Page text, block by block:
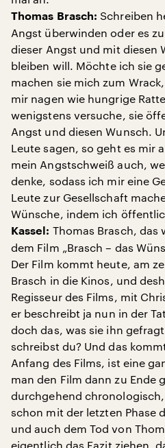
Thomas Brasch: Schreiben
Angst überwinden oder es
dieser Angst und mit diesen
bleiben will. Möchte ich sie
machen sie mich zum
mir nagen wie hungrige
wenigstens versuche, sie
Angst und diesen Wunsch.
Leute sagen, so geht es mir
mein Angstschweiß auch,
denke, sodass ich mir eine
Leute zur Gesellschaft
Wünsche, indem ich
Kassel: Thomas Brasch, das
dem Film „Brasch – das
Der Film kommt heute, am
Brasch in die Kinos, und
Regisseur des Films, mit
er beschreibt ja nun in der
doch das, was sie ihn
schreibst du? Und das
Anfang des Films, ist eine
man den Film dann zu Ende
durchgehend
schon mit der letzten Phase
und auch dem Tod von
eigentlich das Fazit ziehen,